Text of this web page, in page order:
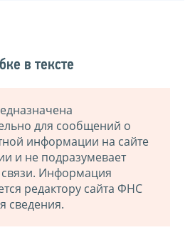
в тексте
для сообщений о
информации на сайте
и не подразумевает
Информация
редактору сайта ФНС
сведения.